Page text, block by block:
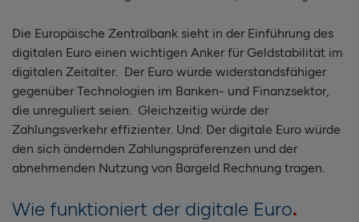
Die Europäische Zentralbank sieht in der Einführung des
digitalen Euro einen wichtigen Anker für Geldstabilität im
digitalen Zeitalter. Der Euro würde widerstandsfähiger
gegenüber Technologien im Banken- und Finanzsektor,
die unreguliert seien. Gleichzeitig würde der
Zahlungsverkehr effizienter. Und: Der digitale Euro würde
den sich ändernden Zahlungspräferenzen und der
abnehmenden Nutzung von Bargeld Rechnung tragen.
Wie funktioniert der digitale Euro